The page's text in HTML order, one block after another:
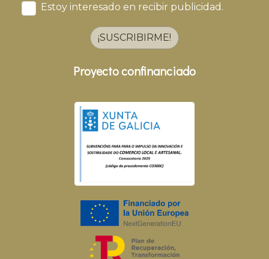
Estoy interesado en recibir publicidad.
¡SUSCRIBIRME!
Proyecto confinanciado